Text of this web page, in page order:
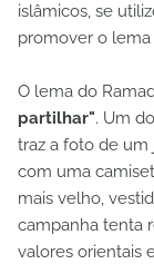
islâmicos, se
promover o lema
O lema do
partilhar". Um
traz a foto de
com uma
mais velho,
campanha tenta
valores orientais